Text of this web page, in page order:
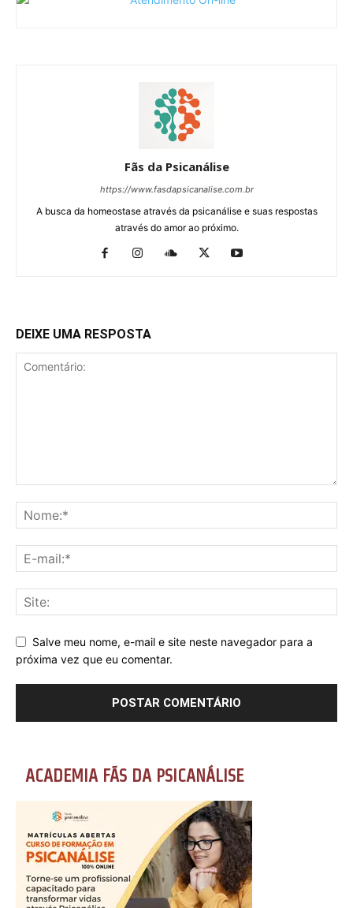
Fãs da Psicanálise
https://www.fasdapsicanalise.com.br
A busca da homeostase através da psicanálise e suas respostas
através do amor ao próximo.
DEIXE UMA RESPOSTA
Salve meu nome, e-mail e site neste navegador para a
próxima vez que eu comentar.
ACADEMIA FÃS DA PSICANÁLISE